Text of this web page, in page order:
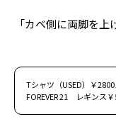
「カベ側に両脚を上
Tシャツ（USED）￥
FOREVER 21 レギンス